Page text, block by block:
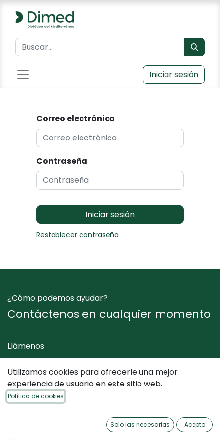
Iniciar sesión
Correo electrónico
Contraseña
Iniciar sesión
Restablecer contraseña
¿Cómo podemos ayudar?
Contáctenos en cualquier momento
Llámenos
+34 961 412 050
Envíenos un mensaje
Utilizamos cookies para ofrecerle una mejor
experiencia de usuario en este sitio web.
Política de cookies
Solo las necesarias Acepto